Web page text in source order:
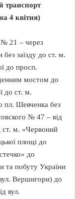
транспорт
4 квітня)
№ 21 – через
без заїзду до ст. м.
до просп.
мостом до
до ст. м.
пл. Шевченка без
№ 47 – від
ст. м. «Червоний
площі до
до
та побуту України
Вершигори) до
вул.